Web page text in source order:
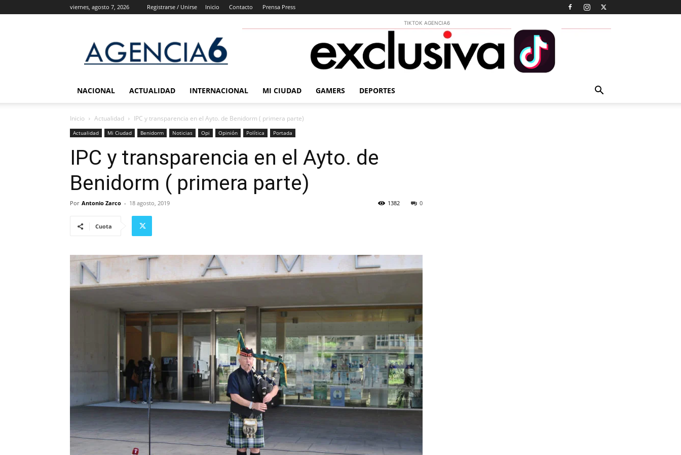
viernes, agosto 7, 2026 Registrarse / Unirse Inicio Contacto Prensa Press
6
Noticias
TIKTOK AGENCIA6
NACIONAL ACTUALIDAD INTERNACIONAL MI CIUDAD GAMERS DEPORTES
Inicio Actualidad IPC y transparencia en el Ayto. de Benidorm ( primera parte)
Actualidad Mi Ciudad Benidorm Noticias Opi Opinión Política Portada
IPC y transparencia en el Ayto. de
Benidorm ( primera parte)
Por Antonio Zarco - 18 agosto, 2019 0
1382
Cuota